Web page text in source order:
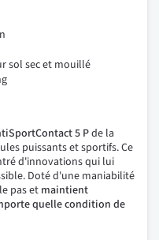
sol sec et mouillé
5 Pde la
puissants et sportifs. Ce
d'innovations qui lui
Doté d'une maniabilité
pas etmaintient
quelle condition de